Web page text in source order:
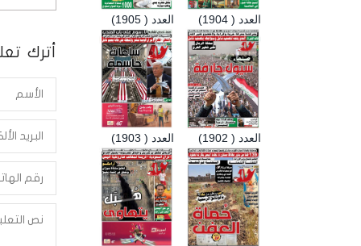
أترك
العدد ( 1905) العدد ( 1904)
العدد ( 1903) العدد ( 1902)